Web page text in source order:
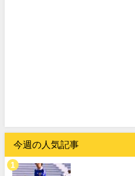
今週の人気記事